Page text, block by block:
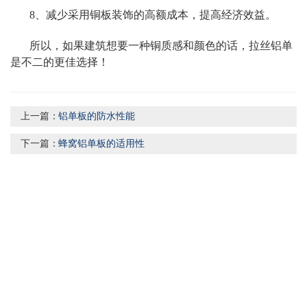
8、减少采用铜板装饰的高额成本，提高经济效益。
所以，如果建筑想要一种铜质感和颜色的话，拉丝铝单
是不二的更佳选择！
上一篇：铝单板的防水性能
下一篇：蜂窝铝单板的适用性